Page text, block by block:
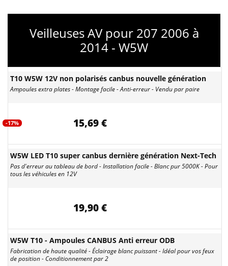
Veilleuses AV pour 207 2006 à
2014 - W5W
T10 W5W 12V non polarisés canbus nouvelle génération
Ampoules extra plates - Montage facile - Anti-erreur - Vendu par paire
-17% 15,69 €
W5W LED T10 super canbus dernière génération Next-Tech
Pas d'erreur au tableau de bord - Installation facile - Blanc pur 5000K - Pour
tous les véhicules en 12V
19,90 €
W5W T10 - Ampoules CANBUS Anti erreur ODB
Fabrication de haute qualité - Éclairage blanc puissant - Idéal pour vos feux
de position - Conditionnement par 2